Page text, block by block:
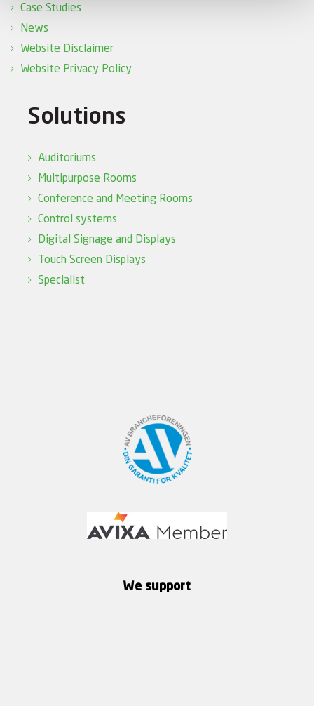
Case Studies
News
Website Disclaimer
Website Privacy Policy
Solutions
Auditoriums
Multipurpose Rooms
Conference and Meeting Rooms
Control systems
Digital Signage and Displays
Touch Screen Displays
Specialist
We support